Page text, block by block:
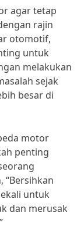
agar tetap
rajin
otomotif,
untuk
melakukan
sejak
besar di
motor
penting
“Bersihkan
untuk
dan merusak